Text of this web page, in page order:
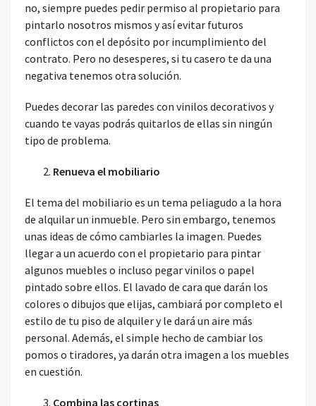
no, siempre puedes pedir permiso al propietario para
pintarlo nosotros mismos y así evitar futuros
conflictos con el depósito por incumplimiento del
contrato. Pero no desesperes, si tu casero te da una
negativa tenemos otra solución.
Puedes decorar las paredes con vinilos decorativos y
cuando te vayas podrás quitarlos de ellas sin ningún
tipo de problema.
Renueva el mobiliario
El tema del mobiliario es un tema peliagudo a la hora
de alquilar un inmueble. Pero sin embargo, tenemos
unas ideas de cómo cambiarles la imagen. Puedes
llegar a un acuerdo con el propietario para pintar
algunos muebles o incluso pegar vinilos o papel
pintado sobre ellos. El lavado de cara que darán los
colores o dibujos que elijas, cambiará por completo el
estilo de tu piso de alquiler y le dará un aire más
personal. Además, el simple hecho de cambiar los
pomos o tiradores, ya darán otra imagen a los muebles
en cuestión.
Combina las cortinas